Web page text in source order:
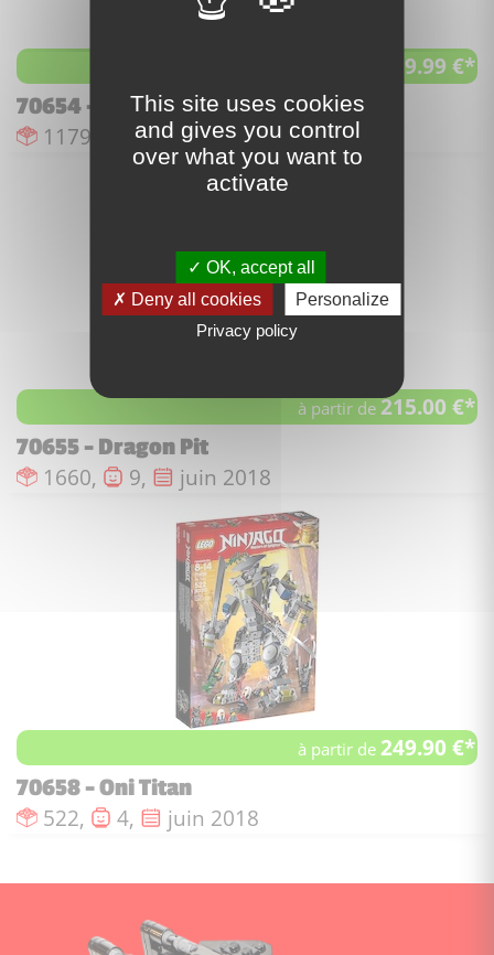
339.99 €*
70654 - Dieselnaut
Nombre de pièces :
1179, Nombre de figurines :
7, Date de sortie :
juin 2018
à partir de215.00 €*
70655 - Dragon Pit
Nombre de pièces :
1660, Nombre de figurines :
9, Date de sortie :
juin 2018
à partir de249.90 €*
70658 - Oni Titan
Nombre de pièces :
522, Nombre de figurines :
4, Date de sortie :
juin 2018
This site uses cookies
and gives you control
over what you want to
activate
OK, accept all
Deny all cookies
Personalize
Privacy policy